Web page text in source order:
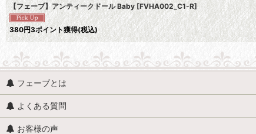
【フェーブ】アンティークドール Baby [FVHA002_C1-R]
380円3ポイント獲得(税込)
フェーブとは
よくある質問
お客様の声